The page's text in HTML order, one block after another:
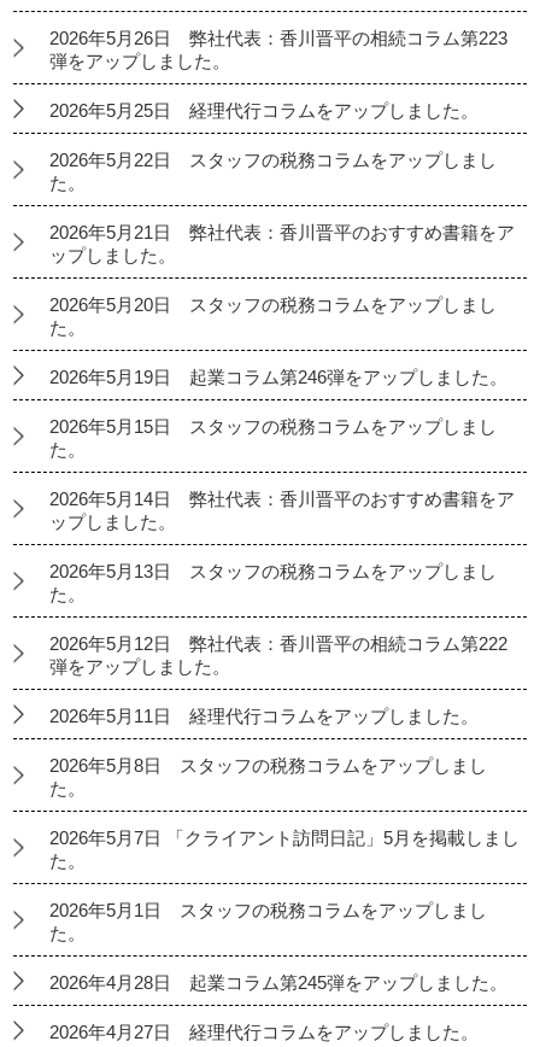
2026年5月26日 弊社代表：香川晋平の相続コラム第223
弾をアップしました。
2026年5月25日 経理代行コラムをアップしました。
2026年5月22日 スタッフの税務コラムをアップしまし
た。
2026年5月21日 弊社代表：香川晋平のおすすめ書籍をア
ップしました。
2026年5月20日 スタッフの税務コラムをアップしまし
た。
2026年5月19日 起業コラム第246弾をアップしました。
2026年5月15日 スタッフの税務コラムをアップしまし
た。
2026年5月14日 弊社代表：香川晋平のおすすめ書籍をア
ップしました。
2026年5月13日 スタッフの税務コラムをアップしまし
た。
2026年5月12日 弊社代表：香川晋平の相続コラム第222
弾をアップしました。
2026年5月11日 経理代行コラムをアップしました。
2026年5月8日 スタッフの税務コラムをアップしまし
た。
2026年5月7日 「クライアント訪問日記」5月を掲載しまし
た。
2026年5月1日 スタッフの税務コラムをアップしまし
た。
2026年4月28日 起業コラム第245弾をアップしました。
2026年4月27日 経理代行コラムをアップしました。